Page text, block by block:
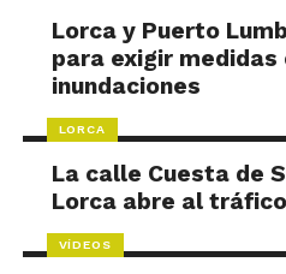
Lorca y Puerto
para exigir
inundaciones
LORCA
La calle Cuesta de
Lorca abre al
VÍDEOS